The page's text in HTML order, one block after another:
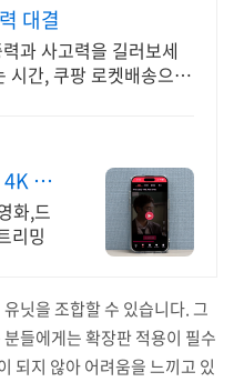
대결
과 사고력을 길러보세
시간, 쿠팡 로켓배송으로
실
화,드
리밍
닛을 조합할 수 있습니다. 그
들에게는 확장판 적용이 필수
되지 않아 어려움을 느끼고 있